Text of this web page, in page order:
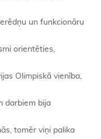
un funkcionāru
orientēties,
Olimpiskā vienība,
darbiem bija
tomēr viņi palika